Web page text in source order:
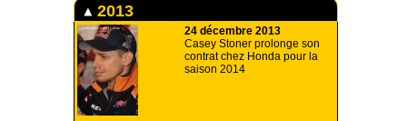
2013
24 décembre 2013
Casey Stoner prolonge son
contrat chez Honda pour la
saison 2014